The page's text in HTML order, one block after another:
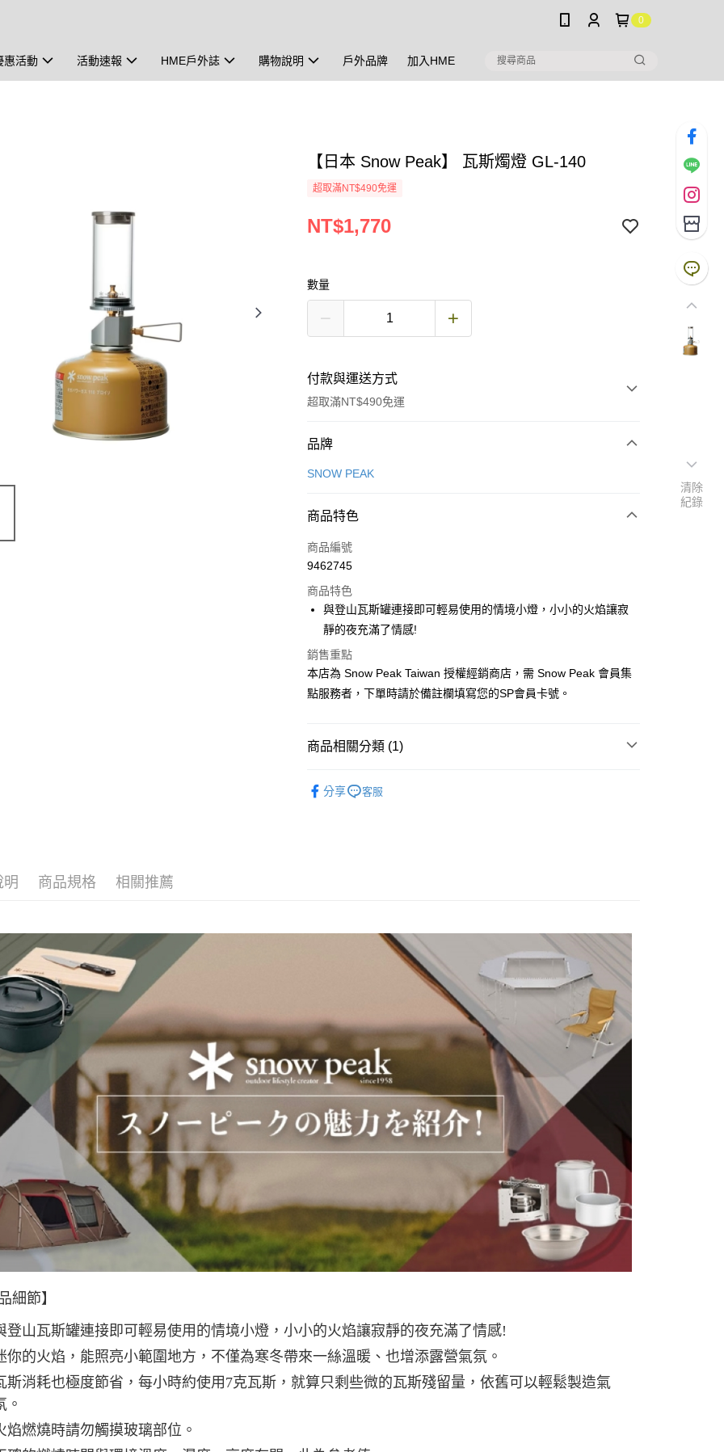
0
惠活動 活動速報 HME戶外誌 購物說明 戶外品牌 加入HME
【日本 Snow Peak】 瓦斯燭燈 GL-140
超取滿NT$490免運
NT$1,770
數量
付款與運送方式
超取滿NT$490免運
付款方式
信用卡一次付款
合作金庫商業銀行
華南商業銀行
上海商業儲蓄銀行
國泰世華商業銀行
兆豐國際商業銀行
臺灣中小企業銀行
聯邦商業銀行
元大商業銀行
永豐商業銀行
玉山商業銀行
星展（台灣）商業銀行
超商取貨付款
LINE Pay
Apple Pay
ATM付款
運送方式
每筆NT$60，滿NT$490(含以上)免運費
付款後全家取貨
每筆NT$80，滿NT$490(含以上)免運費
每筆NT$80，滿NT$490(含以上)免運費
付款後門市自取
免運費
品牌
SNOW PEAK
商品特色
商品編號
9462745
商品特色
與登山瓦斯罐連接即可輕易使用的情境小燈，小小的火焰讓寂
靜的夜充滿了情感!
銷售重點
本店為 Snow Peak Taiwan 授權經銷商店，需 Snow Peak 會員集
點服務者，下單時請於備註欄填寫您的SP會員卡號。
商品相關分類 (1)
分享
客服
明 商品規格 相關推薦
細節】
登山瓦斯罐連接即可輕易使用的情境小燈，小小的火焰讓寂靜的夜充滿了情感!
你的火焰，能照亮小範圍地方，不僅為寒冬帶來一絲溫暖、也增添露營氣氛。
斯消耗也極度節省，每小時約使用7克瓦斯，就算只剩些微的瓦斯殘留量，依舊可以輕鬆製造氣
。
焰燃燒時請勿觸摸玻璃部位。
清除
紀錄